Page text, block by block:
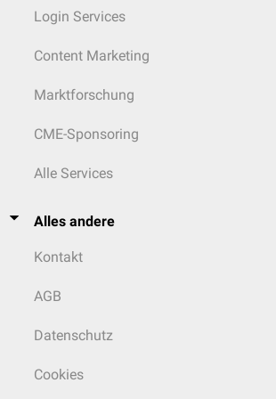
Gibt es noch Fragen bzw. Unklarheiten?
Login Services
Content Marketing
Marktforschung
CME-Sponsoring
Alle Services
Alles andere
Kontakt
AGB
Datenschutz
Cookies